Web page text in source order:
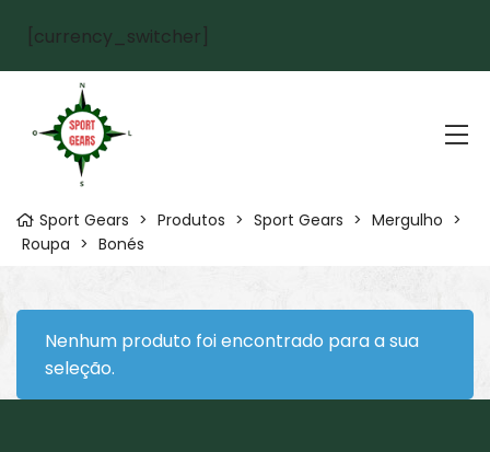
[currency_switcher]
Sport Gears > Produtos > Sport Gears > Mergulho >
Roupa > Bonés
Nenhum produto foi encontrado para a sua
seleção.